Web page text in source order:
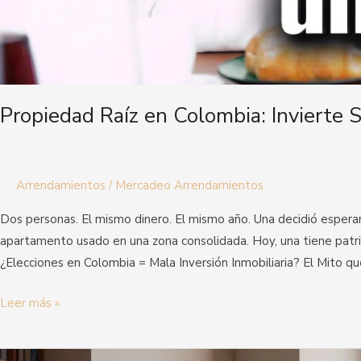
Propiedad Raíz en Colombia: Invierte
Arrendamientos / Mercadeo Arrendamientos
Dos personas. El mismo dinero. El mismo año. Una decidió
apartamento usado en una zona consolidada. Hoy, una tiene
¿Elecciones en Colombia = Mala Inversión Inmobiliaria? El Mito
Leer más »